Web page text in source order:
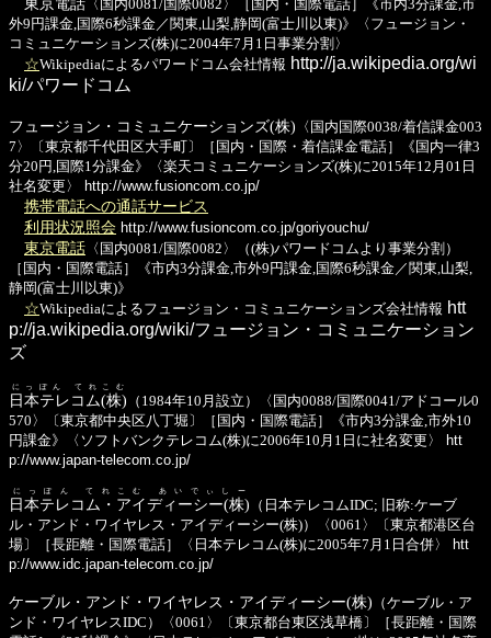
〈国内0081/国際0082〉［国内・国際電話］《市内3分課金,市
外9円課金,国際6秒課金／関東,山梨,静岡(富士川以東)》〈フュージョン・
コミュニケーションズ(株)に2004年7月1日事業分割〉
☆Wikipediaによるパワードコム会社情報 http://ja.wikipedia.org/wi
ki/パワードコム
フュージョン・コミュニケーションズ(株) 〈国内国際0038/着信課金003
7〉〔東京都千代田区大手町〕［国内・国際・着信課金電話］《国内一律3
分20円,国際1分課金》〈楽天コミュニケーションズ(株)に2015年12月01日
社名変更〉
http://www.fusioncom.co.jp/
携帯電話への通話サービス
利用状況照会 http://www.fusioncom.co.jp/goriyouchu/
東京電話 〈国内0081/国際0082〉（(株)パワードコムより事業分割）
［国内・国際電話］《市内3分課金,市外9円課金,国際6秒課金／関東,山梨,
静岡(富士川以東)》
☆Wikipediaによるフュージョン・コミュニケーションズ会社情報 htt
p://ja.wikipedia.org/wiki/フュージョン・コミュニケーション
ズ
日本テレコム(株)
にっぽん てれこむ
（1984年10月設立）〈国内0088/国際0041/アドコール0
570〉〔東京都中央区八丁堀〕［国内・国際電話］《市内3分課金,市外10
円課金》〈ソフトバンクテレコム(株)に2006年10月1日に社名変更〉
htt
p://www.japan-telecom.co.jp/
日本テレコム・アイディーシー(株)
にっぽん てれこむ あいでぃしー
（日本テレコムIDC; 旧称:ケーブ
ル・アンド・ワイヤレス・アイディーシー(株)）〈0061〉〔東京都港区台
場〕［長距離・国際電話］〈日本テレコム(株)に2005年7月1日合併〉
htt
p://www.idc.japan-telecom.co.jp/
ケーブル・アンド・ワイヤレス・アイディーシー(株) （ケーブル・ア
ンド・ワイヤレスIDC）〈0061〉〔東京都台東区浅草橋〕［長距離・国際